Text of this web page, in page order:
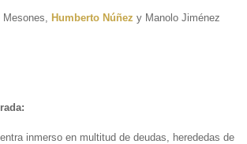
Humberto Núñez y Manolo Jiménez
inmerso en multitud de deudas, herededas de